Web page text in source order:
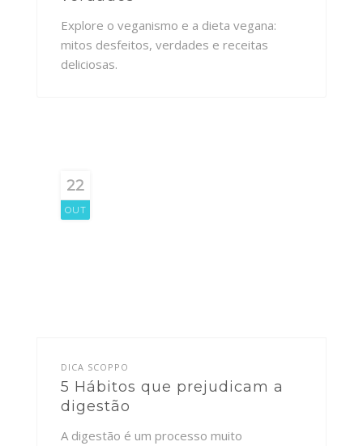
Explore o veganismo e a dieta vegana:
mitos desfeitos, verdades e receitas
deliciosas.
22
OUT
DICA SCOPPO
5 Hábitos que prejudicam a
digestão
A digestão é um processo muito